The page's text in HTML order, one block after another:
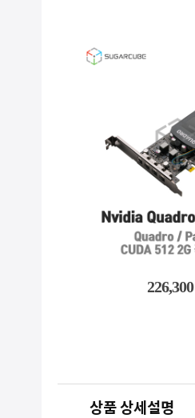
199,700
상품 상세설명